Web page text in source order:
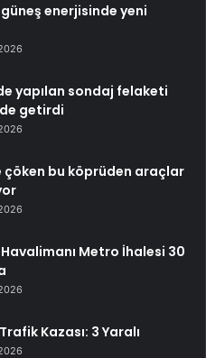
enerjisinde yeni
yapılan sondaj felaketi
getirdi
çöken bu köprüden araçlar
Metro İhalesi 30
Kazası: 3 Yaralı